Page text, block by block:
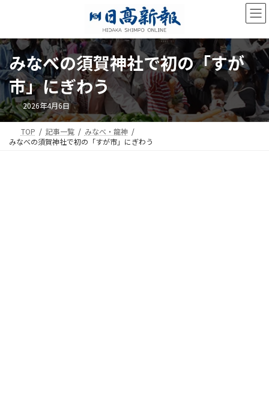
ン
ツ
へ
ス
ッ
プ
ー
シ
ョ
ン
移
動
みなべの須賀神社で初の「すが
市」にぎわう
2026年4月6日
TOP 記事一覧
みなべ・龍神
みなべの須賀神社で初の「すが市」にぎわう